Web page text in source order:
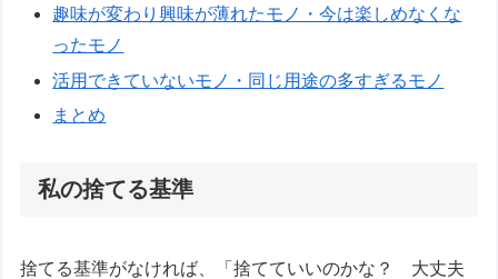
趣味が変わり興味が薄れたモノ・今は楽しめなくな
ったモノ
活用できていないモノ・同じ用途の多すぎるモノ
まとめ
私の捨てる基準
捨てる基準がなければ、「捨てていいのかな？ 大丈夫